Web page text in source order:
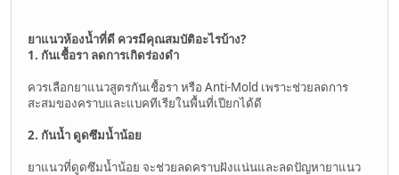
ยาแนวห้องน้ำที่ดี ควรมีคุณสมบัติอะไรบ้าง?
1. กันเชื้อรา ลดการเกิดร่องดำ
ควรเลือกยาแนวสูตรกันเชื้อรา หรือ Anti-Mold เพราะช่วยลดการ
สะสมของคราบและแบคทีเรียในพื้นที่เปียกได้ดี
2. กันน้ำ ดูดซึมน้ำน้อย
ยาแนวที่ดูดซึมน้ำน้อย จะช่วยลดคราบฝังแน่นและลดปัญหายาแนว